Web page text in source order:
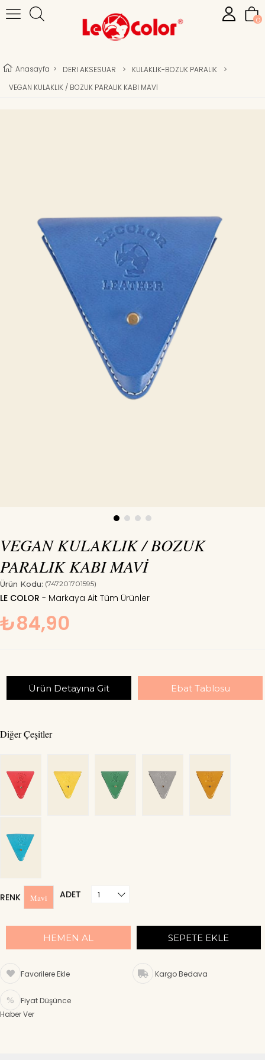
0
Anasayfa > DERI AKSESUAR > KULAKLIK-BOZUK PARALIK
>
VEGAN KULAKLIK / BOZUK PARALIK KABI MAVİ
VEGAN KULAKLIK / BOZUK
PARALIK KABI MAVİ
Ürün Kodu: (747201701595)
LE COLOR
₺84,90
Ürün Detayına Git Ebat Tablosu
Diğer Çeşitler
RENK Mavi ADET
Favorilere Ekle Kargo Bedava
Fiyat Düşünce
Haber Ver